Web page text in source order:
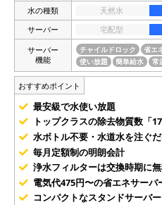
水の種類 天然水
サーバー
宅配型
サーバー
機能
チャイルドロック 省エ
使い放題
簡単給水 常
おすすめポイント
最安級で水使い放題
トップクラスの除去物質数「
水ボトル不要・水道水を注ぐ
毎月定額制の明朗会計
浄水フィルターは交換時期に無
電気代475円〜の省エネサーバ
コンパクトなスタンドサーバー